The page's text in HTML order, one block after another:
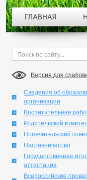
Версия для
Сведения об
организации
Воспитательная
Родительский комитет
Попечительский
Наставничество
Государственная
аттестация
Всероссийские
ГЛАВНАЯ